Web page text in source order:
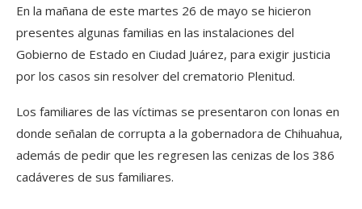
En la mañana de este martes 26 de mayo se hicieron
presentes algunas familias en las instalaciones del
Gobierno de Estado en Ciudad Juárez, para exigir justicia
por los casos sin resolver del crematorio Plenitud.
Los familiares de las víctimas se presentaron con lonas en
donde señalan de corrupta a la gobernadora de Chihuahua,
además de pedir que les regresen las cenizas de los 386
cadáveres de sus familiares.